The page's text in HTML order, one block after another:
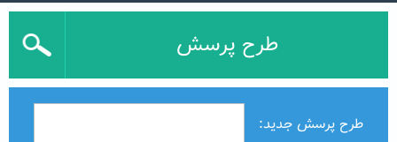
طرح پرسش
طرح پرسش جدید: